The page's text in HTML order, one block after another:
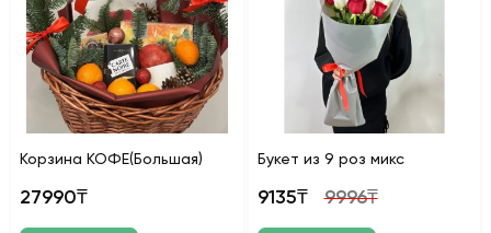
Корзина КОФЕ(Большая)
27990₸
Букет из 9 роз микс
9135₸ 9996₸